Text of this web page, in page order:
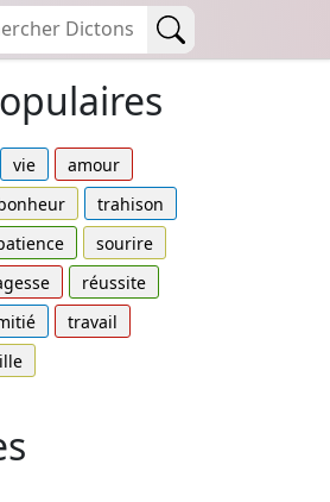
vie
amour
trahison
sourire
réussite
travail